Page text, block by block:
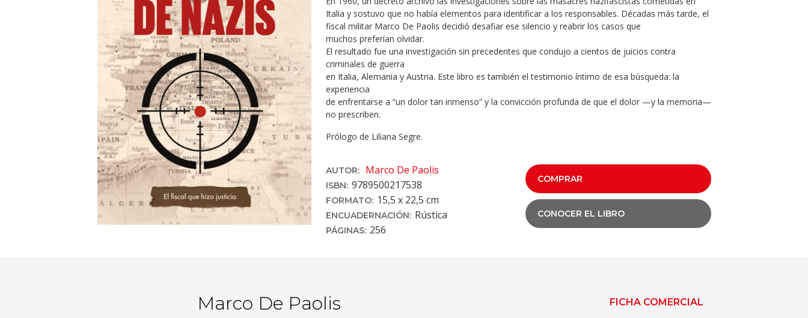
Previous Next
Italia y sostuvo que no había elementos para identificar a los responsables. Décadas más tarde, el
fiscal militar Marco De Paolis decidió desafiar ese silencio y reabrir los casos que
muchos preferían olvidar.
El resultado fue una investigación sin precedentes que condujo a cientos de juicios contra
criminales de guerra
en Italia, Alemania y Austria. Este libro es también el testimonio íntimo de esa búsqueda: la
experiencia
de enfrentarse a “un dolor tan inmenso” y la convicción profunda de que el dolor —y la memoria—
no prescriben.
Prólogo de Liliana Segre.
AUTOR: Marco De Paolis
ISBN: 9789500217538
FORMATO: 15,5 x 22,5 cm
ENCUADERNACIÓN: Rústica
PÁGINAS: 256
COMPRAR
CONOCER EL LIBRO
Marco De Paolis FICHA COMERCIAL